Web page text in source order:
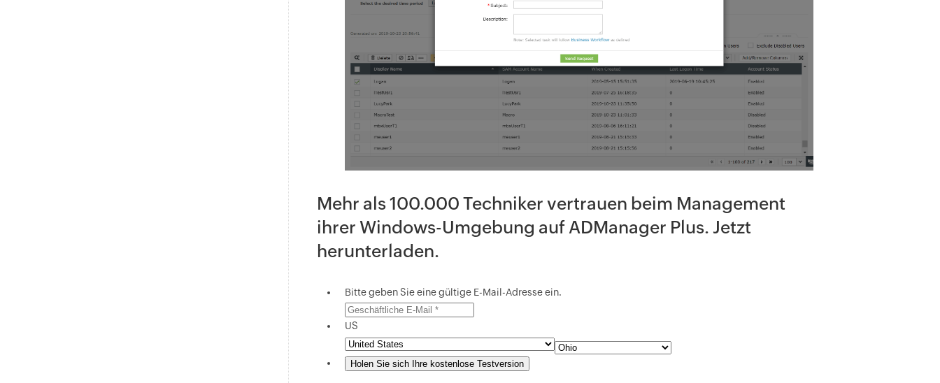
Mehr als 100.000 Techniker vertrauen beim Management
ihrer Windows-Umgebung auf ADManager Plus. Jetzt
herunterladen.
Bitte geben Sie eine gültige E-Mail-Adresse ein.
US